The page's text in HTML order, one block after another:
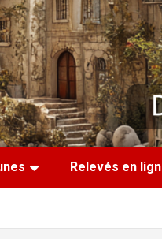
Relevés en